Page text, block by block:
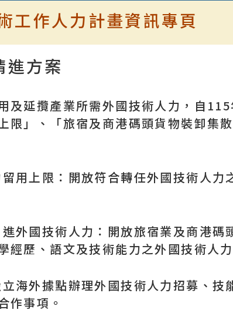
工作人力計畫資訊專頁
進方案
及延攬產業所需外國技術人力，自
限」、「旅宿及商港碼頭貨物裝卸集
用上限：開放符合轉任外國技術人
外國技術人力：開放旅宿業及商港
經歷、語文及技術能力之外國技術人
海外據點辦理外國技術人力招募、
作事項。